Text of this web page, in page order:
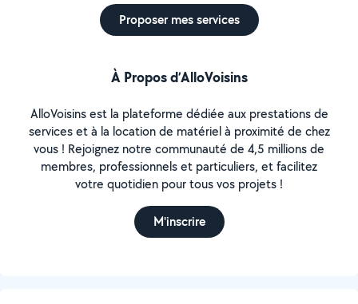
Proposer mes services
À Propos d’AlloVoisins
AlloVoisins est la plateforme dédiée aux prestations de
services et à la location de matériel à proximité de chez
vous ! Rejoignez notre communauté de 4,5 millions de
membres, professionnels et particuliers, et facilitez
votre quotidien pour tous vos projets !
M'inscrire